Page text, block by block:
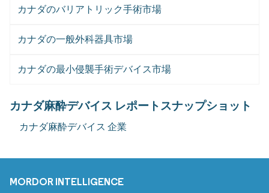
カナダのバリアトリック手術市場
カナダの一般外科器具市場
カナダの最小侵襲手術デバイス市場
カナダ麻酔デバイス レポートスナップショット
カナダ麻酔デバイス 企業
MORDOR INTELLIGENCE